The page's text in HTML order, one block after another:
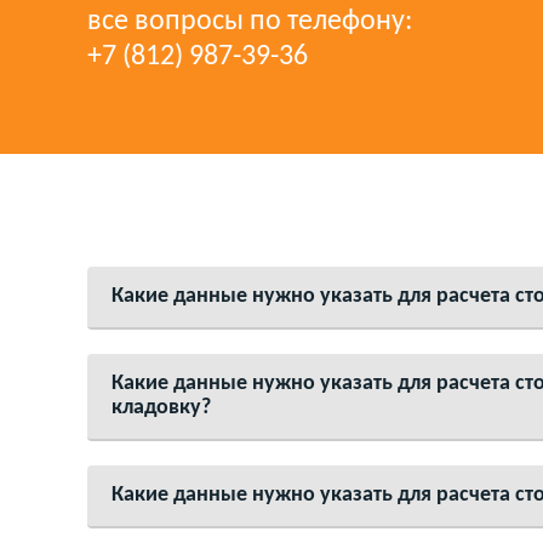
все вопросы по телефону:
+7 (812) 987-39-36
Какие данные нужно указать для расчета
Какие данные нужно указать для расчета
кладовку?
Какие данные нужно указать для расчета